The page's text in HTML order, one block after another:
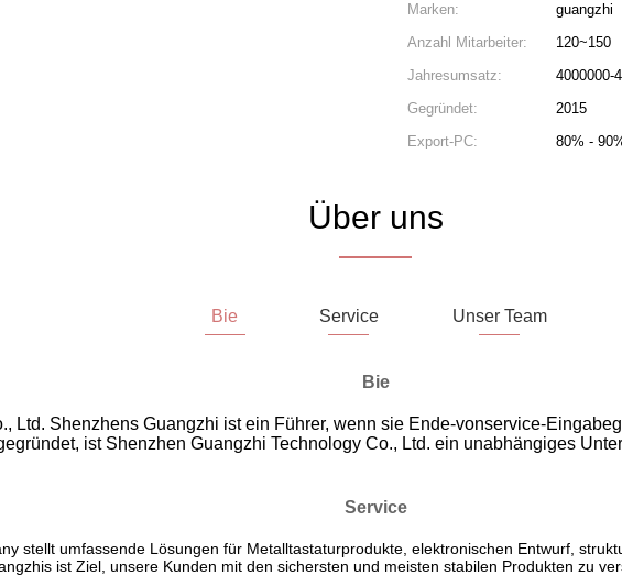
Marken:
guangzhi
Anzahl Mitarbeiter:
120~150
Jahresumsatz:
4000000-
Gegründet:
2015
Export-PC:
80% -
Über uns
Bie Service Unser Team
Bie
Ltd. Shenzhens Guangzhi ist ein Führer, wenn sie Ende-vonservice-
ist Shenzhen Guangzhi Technology Co., Ltd. ein unabhängiges
Service
stellt umfassende Lösungen für Metalltastaturprodukte, elektronischen Entwurf,
ist Ziel, unsere Kunden mit den sichersten und meisten stabilen Produkten zu